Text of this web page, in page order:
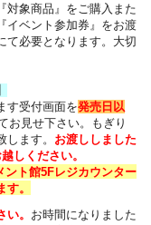
対象商品』をご購入また
イベント参加券』をお渡
て必要となります。大切
す受付画面を発売日以
お見せ下さい。もぎり
ます。 お渡ししました
しください。
ント館5Fレジカウンター
。
い。 お時間になりました